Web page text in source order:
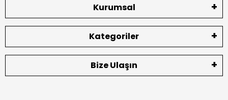
Kurumsal
Kategoriler
Bize Ulaşın